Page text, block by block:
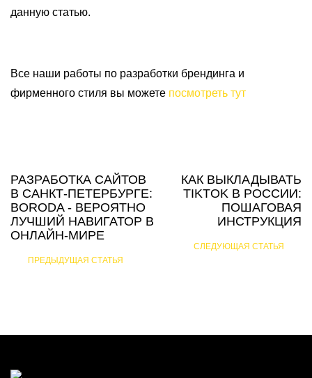
данную статью.
Все наши работы по разработки брендинга и
фирменного стиля вы можете посмотреть тут
РАЗРАБОТКА САЙТОВ
В САНКТ-ПЕТЕРБУРГЕ:
BORODA - ВЕРОЯТНО
ЛУЧШИЙ НАВИГАТОР В
ОНЛАЙН-МИРЕ
ПРЕДЫДУЩАЯ СТАТЬЯ
КАК ВЫКЛАДЫВАТЬ
TIKTOK В РОССИИ:
ПОШАГОВАЯ
ИНСТРУКЦИЯ
СЛЕДУЮЩАЯ СТАТЬЯ